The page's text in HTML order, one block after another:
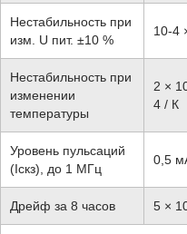
Нестабильность при
изм. U пит. ±10 %
10-4
Нестабильность при
изменении
температуры
2 ×
4 / К
Уровень пульсаций
(Iскз), до 1 МГц
0,5
Дрейф за 8 часов 5 ×